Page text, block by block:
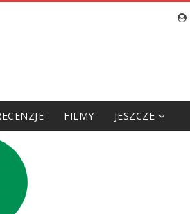
FILMY JESZCZE